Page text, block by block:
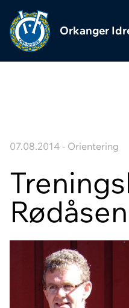
Orkanger
07.08.2014 - Orientering